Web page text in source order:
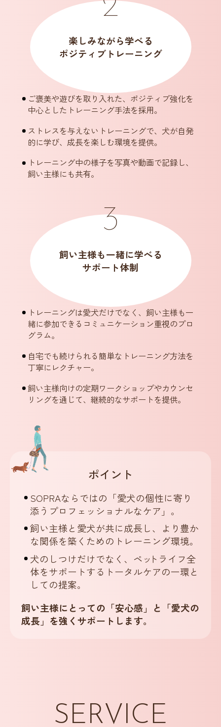
楽しみながら学べる
ポジティブトレーニング
ご褒美や遊びを取り入れた、ポジティブ強化を
中心としたトレーニング手法を採用。
ストレスを与えないトレーニングで、犬が自発
的に学び、成長を楽しむ環境を提供。
トレーニング中の様子を写真や動画で記録し、
飼い主様にも共有。
飼い主様も一緒に学べる
サポート体制
トレーニングは愛犬だけでなく、飼い主様も一
緒に参加できる コミュニケーション重視のプロ
グラム。
自宅でも続けられる簡単なトレーニング方法を
丁寧にレクチャー。
飼い主様向けの定期ワークショップやカウンセ
リングを通じて、継続的なサポートを提供。
ポイント
SOPRAならではの「愛犬の個性に寄り
添うプロフェッショナルなケア」。
飼い主様と愛犬が共に成長し、より豊か
な関係を築くためのトレーニング環境。
犬のしつけだけでなく、ペットライフ全
体をサポートするトータルケアの一環と
しての提案。
飼い主様にとっての「安心感」と「愛犬の
成長」を強くサポートします。
SERVICE